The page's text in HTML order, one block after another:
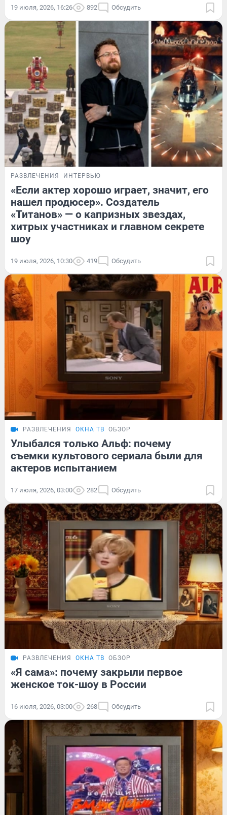
19 июля, 2026, 16:26 892 Обсудить
РАЗВЛЕЧЕНИЯ ИНТЕРВЬЮ
«Если актер хорошо играет, значит, его
нашел продюсер». Создатель
«Титанов» — о капризных звездах,
хитрых участниках и главном секрете
шоу
19 июля, 2026, 10:30 419 Обсудить
РАЗВЛЕЧЕНИЯ ОКНА ТВ ОБЗОР
Улыбался только Альф: почему
съемки культового сериала были для
актеров испытанием
17 июля, 2026, 03:00 282 Обсудить
РАЗВЛЕЧЕНИЯ ОКНА ТВ ОБЗОР
«Я сама»: почему закрыли первое
женское ток-шоу в России
16 июля, 2026, 03:00 268 Обсудить